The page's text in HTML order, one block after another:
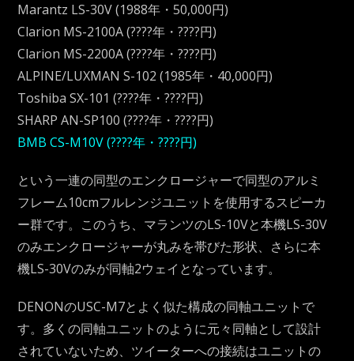
Marantz LS-30V (1988年・50,000円)
Clarion MS-2100A (????年・????円)
Clarion MS-2200A (????年・????円)
ALPINE/LUXMAN S-102 (1985年・40,000円)
Toshiba SX-101 (????年・????円)
SHARP AN-SP100 (????年・????円)
BMB CS-M10V (????年・????円)
という一連の同型のエンクロージャーで同型のアルミ
フレーム10cmフルレンジユニットを使用するスピーカ
ー群です。このうち、マランツのLS-10Vと本機LS-30V
のみエンクロージャーが丸みを帯びた形状、さらに本
機LS-30Vのみが同軸2ウェイとなっています。
DENONのUSC-M7とよく似た構成の同軸ユニットで
す。多くの同軸ユニットのように元々同軸として設計
されていないため、ツイーターへの接続はユニットの